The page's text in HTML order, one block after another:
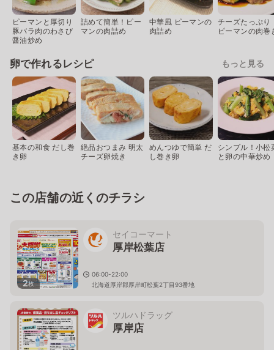
ピーマンと厚切り
豚バラ肉のわさび
醤油炒め
詰めて簡単！ピー
マンの肉詰め
中華風 ピーマンの
肉詰め
チーズたっぷり
ピーマンの肉巻
卵で作れるレシピ もっと見る
基本の和食 だし巻
き卵
絶品おつまみ 明太
チーズ卵焼き
めんつゆで簡単 だ
し巻き卵
シンプル！小松
と卵の中華炒め
この店舗の近くのチラシ
2枚
セイコーマート
厚岸松葉店
06:00-22:00
北海道厚岸郡厚岸町松葉2丁目93番地
ツルハドラッグ
厚岸店